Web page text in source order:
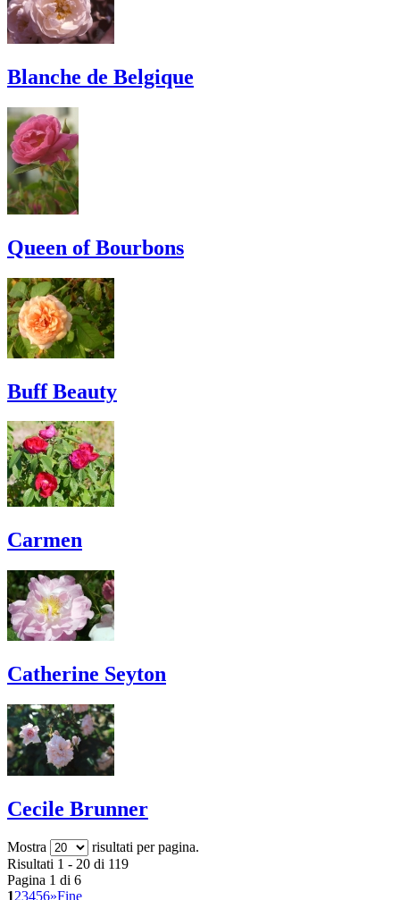
Blanche de Belgique
Queen of Bourbons
Buff Beauty
Carmen
Catherine Seyton
Cecile Brunner
Mostra
risultati per pagina.
Risultati 1 - 20 di 119
Pagina 1 di 6
123456»Fine